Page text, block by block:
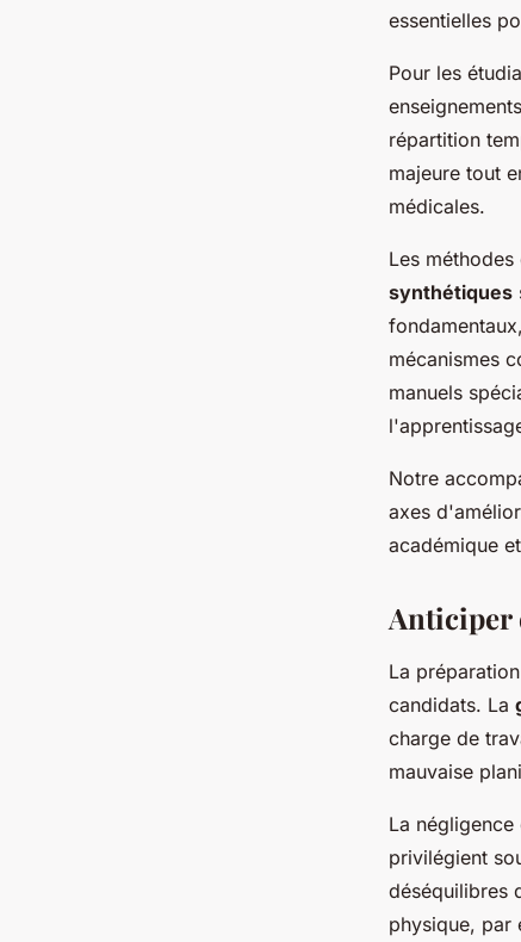
essentielles
Pour les
répartition
majeure tout
médicales.
Les
synthétiques
mécanismes
manuels
Notre
axes
académique
Anticiper
La
candidats. La
charge de
mauvaise
La
privilégient
déséquilibres
physique, par